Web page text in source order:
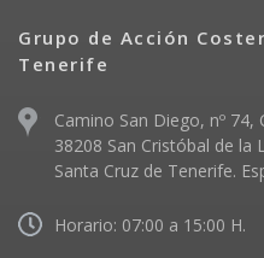
Grupo de Acción
Tenerife
Camino San Diego, nº 74,
38208 San Cristóbal de la
Santa Cruz de Tenerife.
Horario: 07:00 a 15:00 H.